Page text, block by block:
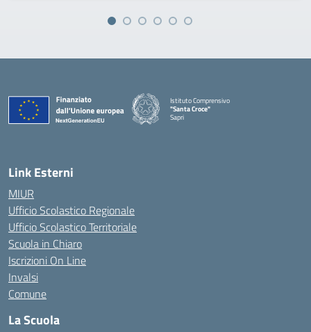
Istituto Comprensivo
"Santa Croce"
Sapri
— Visita la pagina iniziale della scuola
Link Esterni
MIUR
Ufficio Scolastico Regionale
Ufficio Scolastico Territoriale
Scuola in Chiaro
Iscrizioni On Line
Invalsi
Comune
La Scuola